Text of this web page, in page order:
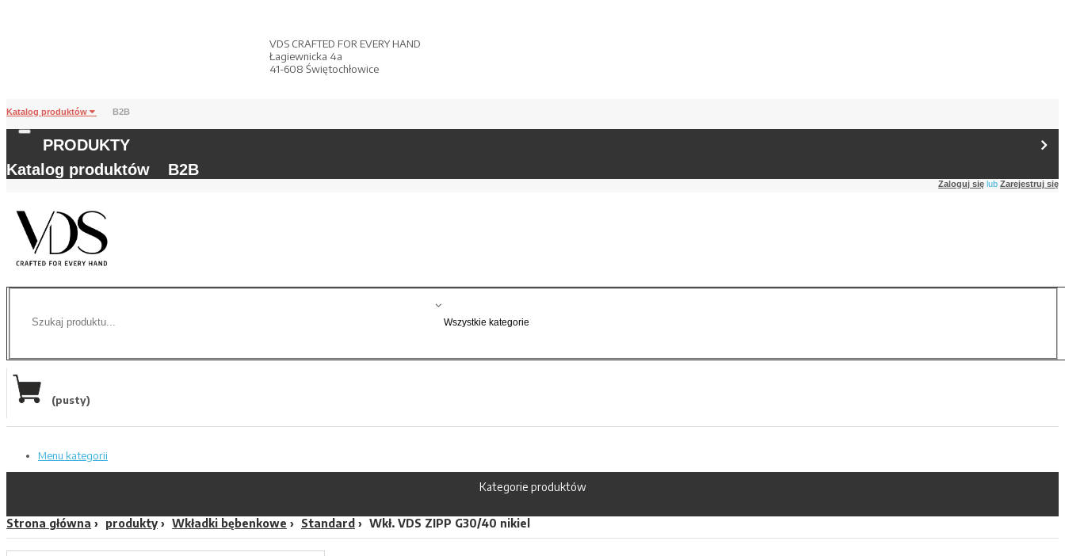
VDS CRAFTED FOR EVERY HAND
Łagiewnicka 4a
41-608 Świętochłowice
Katalog produktów B2B
PRODUKTY
Katalog produktów
B2B
Zaloguj się lub Zarejestruj się
(pusty)
Menu kategorii
Kategorie produktów
Strona główna produkty Wkładki bębenkowe Standard Wkł. VDS ZIPP G30/40 nikiel